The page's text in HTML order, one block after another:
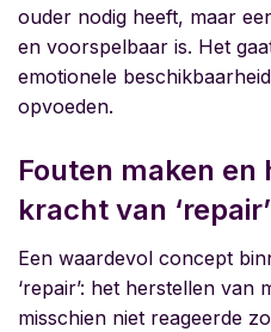
ouder nodig heeft, maar
en voorspelbaar is. Het
emotionele
opvoeden.
Fouten maken
kracht van ‘repair’
Een waardevol concept
‘repair’: het herstellen van
misschien niet reageerde